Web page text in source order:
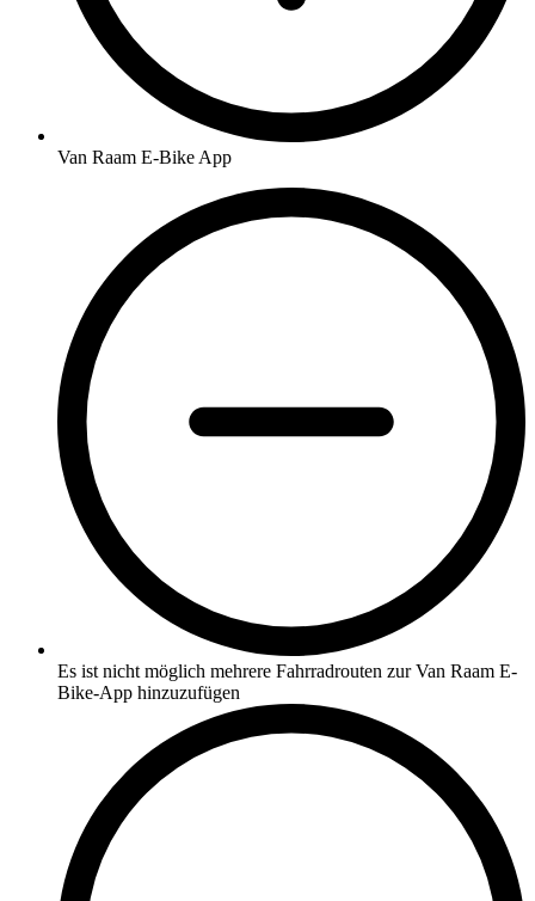
Van Raam E-Bike App
Es ist nicht möglich mehrere Fahrradrouten zur Van Raam E-
Bike-App hinzuzufügen